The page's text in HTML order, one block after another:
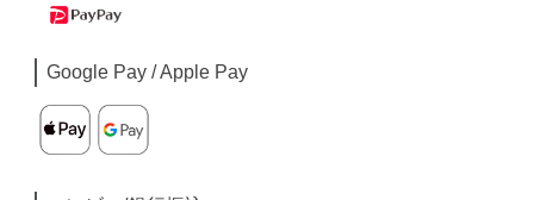
Google Pay / Apple Pay